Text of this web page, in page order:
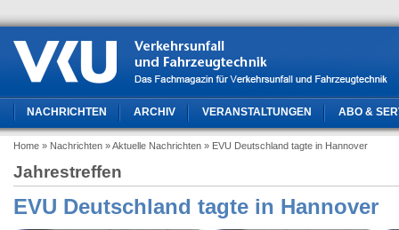
NACHRICHTEN ARCHIV VERANSTALTUNGEN ABO &
Home » Nachrichten » Aktuelle Nachrichten » EVU Deutschland tagte in Hannover
Jahrestreffen
EVU Deutschland tagte in Hannover